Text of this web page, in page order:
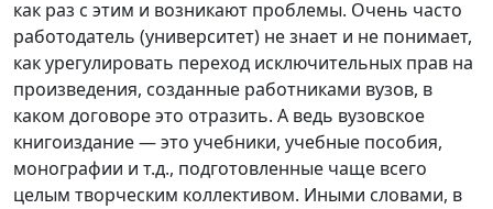
как раз с этим и возникают проблемы. Очень часто
работодатель (университет) не знает и не понимает,
как урегулировать переход исключительных прав на
произведения, созданные работниками вузов, в
каком договоре это отразить. А ведь вузовское
книгоиздание — это учебники, учебные пособия,
монографии и т.д., подготовленные чаще всего
целым творческим коллективом. Иными словами, в